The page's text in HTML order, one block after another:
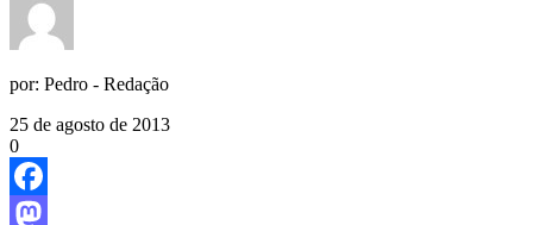
por: Pedro - Redação
25 de agosto de 2013
0
Facebook